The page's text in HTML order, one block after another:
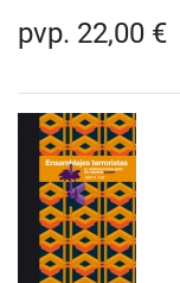
pvp. 22,00 €